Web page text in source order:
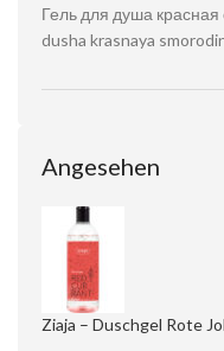
Гель для душа
dusha krasnaya
Angesehen
Ziaja – Duschgel Rote